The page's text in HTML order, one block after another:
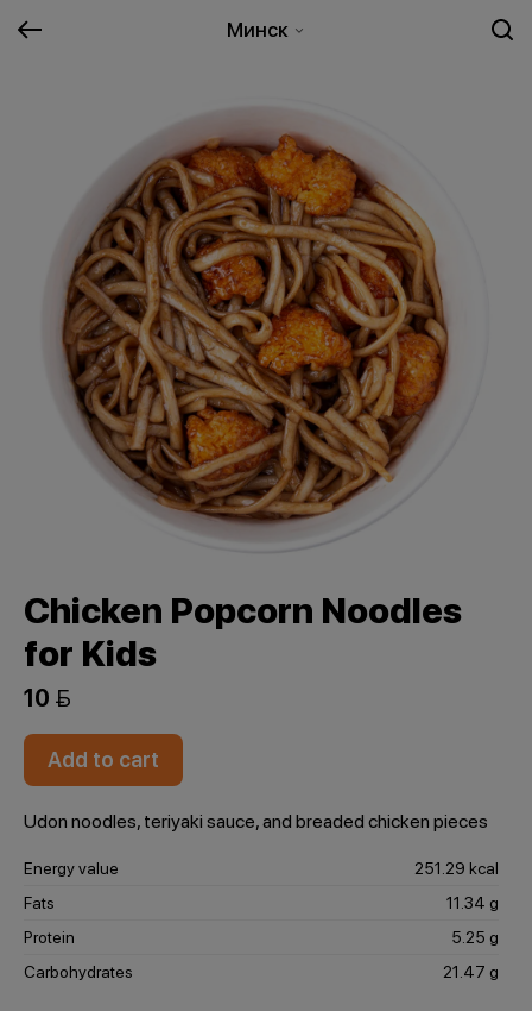
Минск
Chicken Popcorn Noodles
for Kids
10 
Add to cart
Udon noodles, teriyaki sauce, and breaded chicken pieces
Energy value
251.29 kcal
Fats
11.34 g
Protein
5.25 g
Carbohydrates
21.47 g